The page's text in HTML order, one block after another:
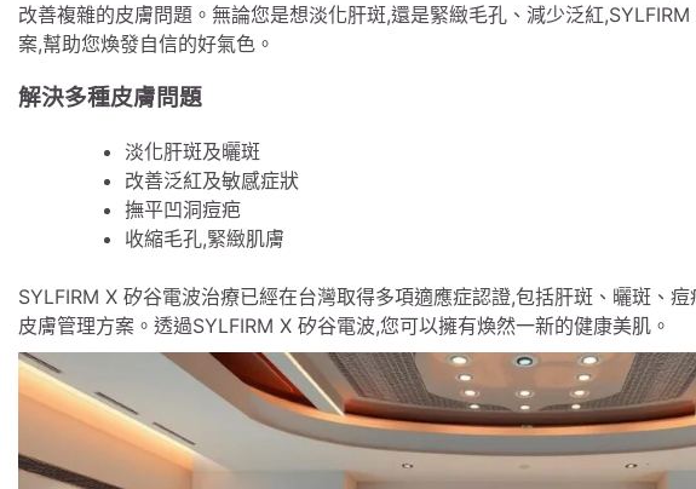
改善複雜的皮膚問題。無論您是想淡化肝斑,還是緊緻毛孔、減少泛紅
案,幫助您煥發自信的好氣色。
解決多種皮膚問題
淡化肝斑及曬斑
改善泛紅及敏感症狀
撫平凹洞痘疤
收縮毛孔,緊緻肌膚
SYLFIRM X 矽谷電波治療已經在台灣取得多項適應症認證,包括肝斑、曬斑、
皮膚管理方案。透過SYLFIRM X 矽谷電波,您可以擁有煥然一新的健康美肌。